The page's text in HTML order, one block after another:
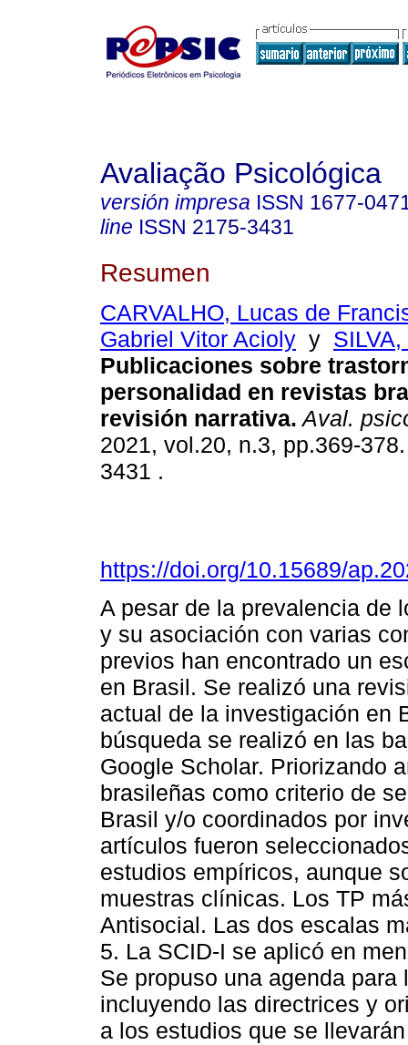
Avaliação Psicológica
versión impresa ISSN 1677-
line ISSN 2175-3431
Resumen
CARVALHO, Lucas de
Gabriel Vitor Acioly y
Publicaciones sobre
personalidad en revistas
revisión narrativa. Aval.
2021, vol.20, n.3, pp.369-
3431 .
https://doi.org/10.15689/
A pesar de la prevalencia de
y su asociación con varias
previos han encontrado un
en Brasil. Se realizó una
actual de la investigación en
búsqueda se realizó en las
Google Scholar. Priorizando
brasileñas como criterio de
Brasil y/o coordinados por
artículos fueron
estudios empíricos, aunque
muestras clínicas. Los TP
Antisocial. Las dos escalas
5. La SCID-I se aplicó en
Se propuso una agenda
incluyendo las directrices y
a los estudios que se